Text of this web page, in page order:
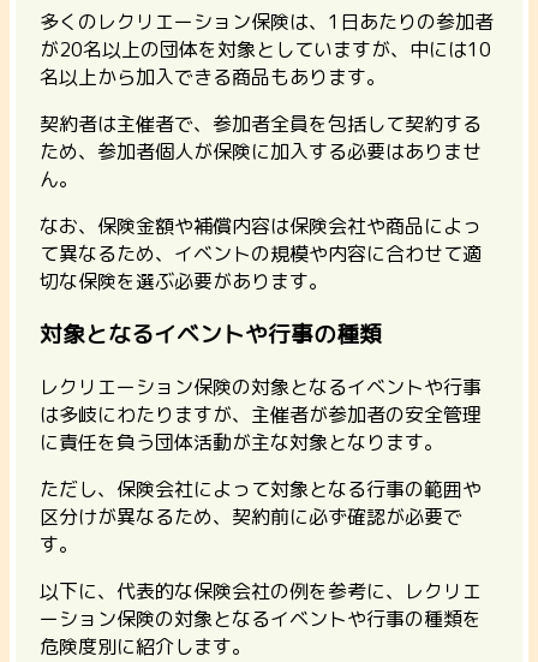
多くのレクリエーション保険は、1日あたりの参加者
が20名以上の団体を対象としていますが、中には10
名以上から加入できる商品もあります。
契約者は主催者で、参加者全員を包括して契約する
ため、参加者個人が保険に加入する必要はありませ
ん。
なお、保険金額や補償内容は保険会社や商品によっ
て異なるため、イベントの規模や内容に合わせて適
切な保険を選ぶ必要があります。
対象となるイベントや行事の種類
レクリエーション保険の対象となるイベントや行事
は多岐にわたりますが、 主催者が参加者の安全管理
に責任を負う団体活動が主な対象となります。
ただし、保険会社によって対象となる行事の範囲や
区分けが異なるため、契約前に必ず確認が必要で
す。
以下に、代表的な保険会社の例を参考に、レクリエ
ーション保険の対象となるイベントや行事の種類を
危険度別に紹介します。